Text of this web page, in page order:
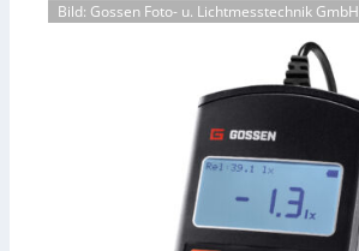
Bild: Gossen Foto- u. Lichtmesstechnik GmbH